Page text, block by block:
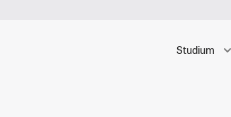
Studium